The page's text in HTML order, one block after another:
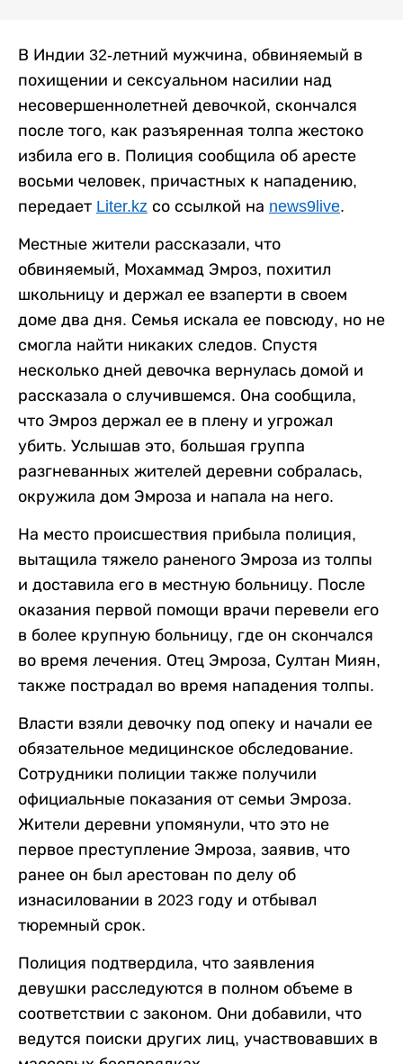
В Индии 32-летний мужчина, обвиняемый в
похищении и сексуальном насилии над
несовершеннолетней девочкой, скончался
после того, как разъяренная толпа жестоко
избила его в. Полиция сообщила об аресте
восьми человек, причастных к нападению,
передает Liter.kz со ссылкой на news9live.
Местные жители рассказали, что
обвиняемый, Мохаммад Эмроз, похитил
школьницу и держал ее взаперти в своем
доме два дня. Семья искала ее повсюду, но не
смогла найти никаких следов. Спустя
несколько дней девочка вернулась домой и
рассказала о случившемся. Она сообщила,
что Эмроз держал ее в плену и угрожал
убить. Услышав это, большая группа
разгневанных жителей деревни собралась,
окружила дом Эмроза и напала на него.
На место происшествия прибыла полиция,
вытащила тяжело раненого Эмроза из толпы
и доставила его в местную больницу. После
оказания первой помощи врачи перевели его
в более крупную больницу, где он скончался
во время лечения. Отец Эмроза, Султан Миян,
также пострадал во время нападения толпы.
Власти взяли девочку под опеку и начали ее
обязательное медицинское обследование.
Сотрудники полиции также получили
официальные показания от семьи Эмроза.
Жители деревни упомянули, что это не
первое преступление Эмроза, заявив, что
ранее он был арестован по делу об
изнасиловании в 2023 году и отбывал
тюремный срок.
Полиция подтвердила, что заявления
девушки расследуются в полном объеме в
соответствии с законом. Они добавили, что
ведутся поиски других лиц, участвовавших в